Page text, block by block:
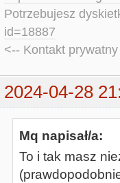
Potrzebujesz
id=18887
<-- Kontakt
2024-04-28
Mq napisał/a:
To i tak masz